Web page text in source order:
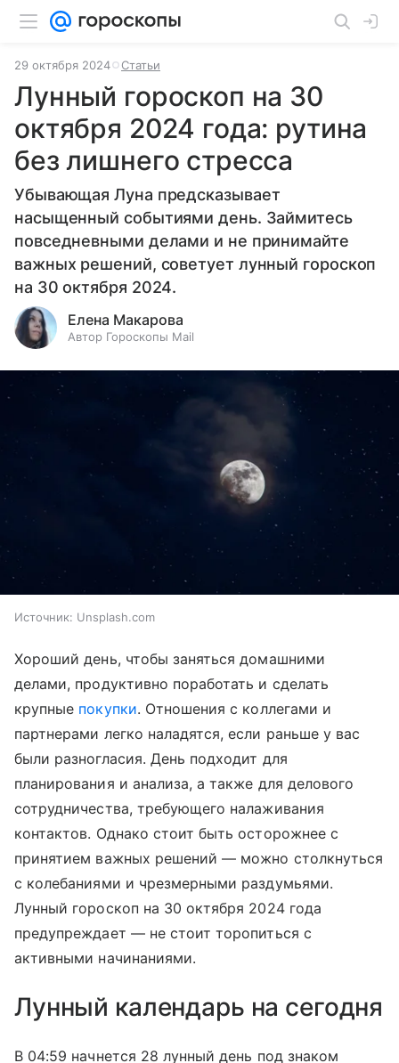
29 октября 2024 Статьи
Лунный гороскоп на 30
октября 2024 года: рутина
без лишнего стресса
Убывающая Луна предсказывает
насыщенный событиями день. Займитесь
повседневными делами и не принимайте
важных решений, советует лунный гороскоп
на 30 октября 2024.
Елена Макарова
Автор Гороскопы Mail
Источник: Unsplash.com
Хороший день, чтобы заняться домашними
делами, продуктивно поработать и сделать
крупные покупки. Отношения с коллегами и
партнерами легко наладятся, если раньше у вас
были разногласия. День подходит для
планирования и анализа, а также для делового
сотрудничества, требующего налаживания
контактов. Однако стоит быть осторожнее с
принятием важных решений — можно столкнуться
с колебаниями и чрезмерными раздумьями.
Лунный гороскоп на 30 октября 2024 года
предупреждает — не стоит торопиться с
активными начинаниями.
Лунный календарь на сегодня
В 04:59 начнется 28 лунный день под знаком